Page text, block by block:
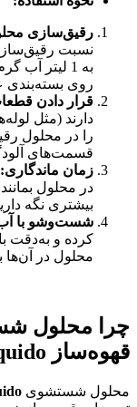
رقیق‌سازی
به 1 لیتر
روی بسته‌بندی
قرار دادن
دارند (مثل
را در محلول
قسمت‌های
زمان ماندگاری:
در محلول
بیشتری نگه
شست‌وشو با آب
کرده و به‌دقت
محلول در آن‌ها
چرا محلول
قهوه‌ساز SPM Liquido
محلول شستشوی